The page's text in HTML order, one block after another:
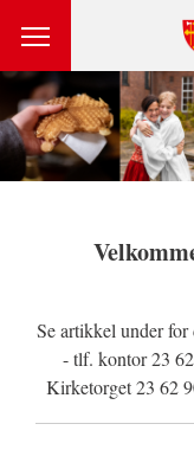
Se artikkel under
- tlf. kontor 23
Kirketorget 23 62